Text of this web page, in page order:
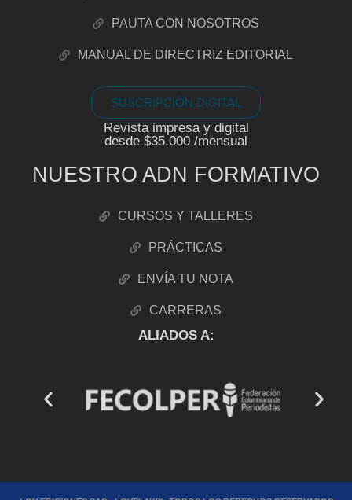
PAUTA CON NOSOTROS
MANUAL DE DIRECTRIZ EDITORIAL
SUSCRIPCIÓN DIGITAL
Revista impresa y digital
desde $35.000 /mensual
NUESTRO ADN FORMATIVO
CURSOS Y TALLERES
PRÁCTICAS
ENVÍA TU NOTA
CARRERAS
ALIADOS A: